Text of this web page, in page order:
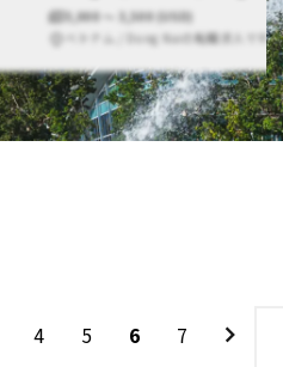
3,000 〜 3,500 (USD)
ベトナム / Dong Naiの転職求人です。
4 5 6 7